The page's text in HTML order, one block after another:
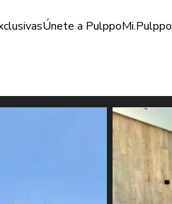
Únete a PulppoMi.Pulppo